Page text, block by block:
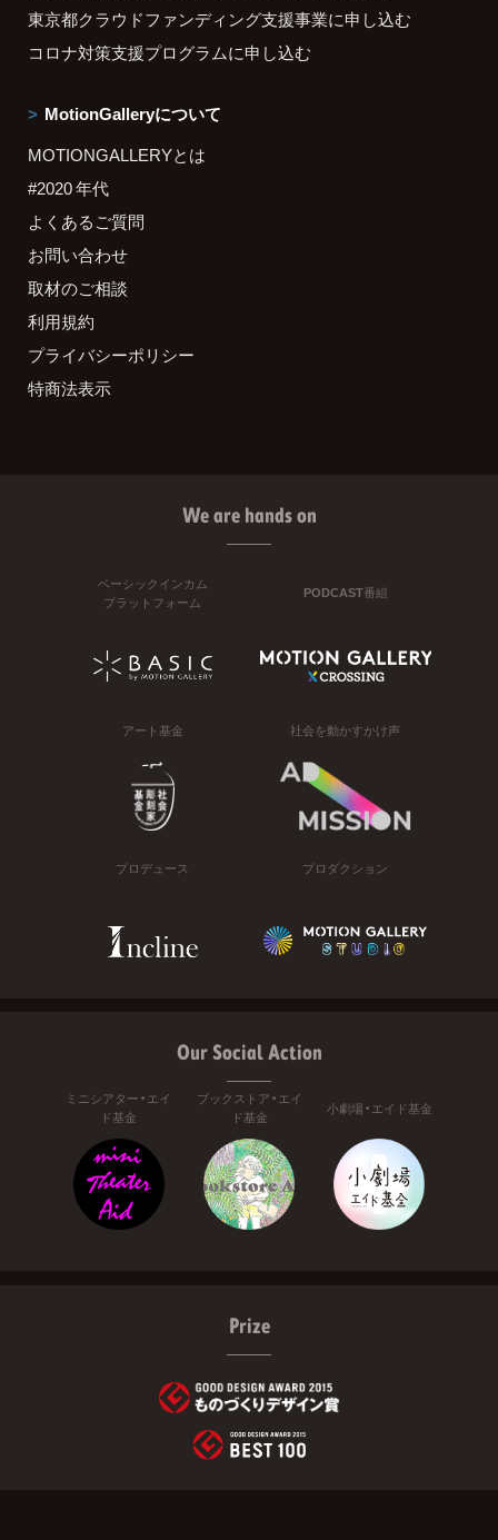
東京都クラウドファンディング支援事業に申し込む
コロナ対策支援プログラムに申し込む
MotionGalleryについて
MOTIONGALLERYとは
#2020 年代
よくあるご質問
お問い合わせ
取材のご相談
利用規約
プライバシーポリシー
特商法表示
We are hands on
ベーシックインカム
プラットフォーム
PODCAST番組
アート基金 社会を動かすかけ声
プロデュース プロダクション
Our Social Action
ミニシアター・エイ
ド基金
ブックストア・エイ
ド基金
小劇場・エイド基金
Prize